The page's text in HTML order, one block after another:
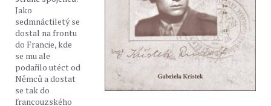
Jako
sedmnáctiletý se
dostal na frontu
do Francie, kde
se mu ale
podařilo utéct od
Němců a dostat
se tak do
francouzského